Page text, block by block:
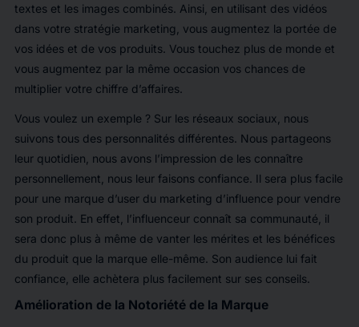
textes et les images combinés. Ainsi, en utilisant des vidéos
dans votre stratégie marketing, vous augmentez la portée de
vos idées et de vos produits. Vous touchez plus de monde et
vous augmentez par la même occasion vos chances de
multiplier votre chiffre d’affaires.
Vous voulez un exemple ? Sur les réseaux sociaux, nous
suivons tous des personnalités différentes. Nous partageons
leur quotidien, nous avons l’impression de les connaître
personnellement, nous leur faisons confiance. Il sera plus facile
pour une marque d’user du marketing d’influence pour vendre
son produit. En effet, l’influenceur connaît sa communauté, il
sera donc plus à même de vanter les mérites et les bénéfices
du produit que la marque elle-même. Son audience lui fait
confiance, elle achètera plus facilement sur ses conseils.
Amélioration de la Notoriété de la Marque